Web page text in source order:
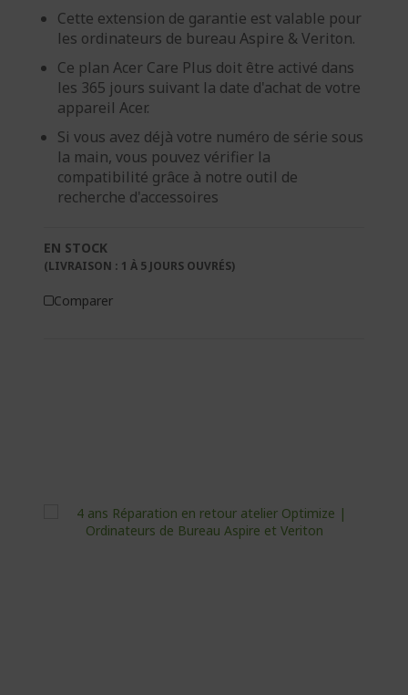
Cette extension de garantie est valable pour
les ordinateurs de bureau Aspire & Veriton.
Ce plan Acer Care Plus doit être activé dans
les 365 jours suivant la date d'achat de votre
appareil Acer.
Si vous avez déjà votre numéro de série sous
la main, vous pouvez vérifier la
compatibilité grâce à notre outil de
recherche d'accessoires
EN STOCK
(LIVRAISON : 1 À 5 JOURS OUVRÉS)
Comparer